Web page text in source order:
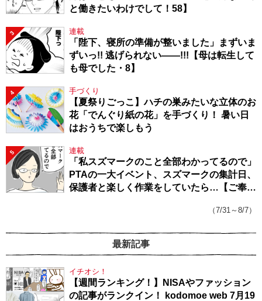
と働きたいわけでして！58】
3 連載
「陛下、寝所の準備が整いました」まずいま
ずいっ!! 逃げられない――!!!【母は転生して
も母でした・8】
4 手づくり
【夏祭りごっこ】ハチの巣みたいな立体のお
花「でんぐり紙の花」を手づくり！ 暑い日
はおうちで楽しもう
5 連載
「私スズマークのこと全部わかってるので」
PTAの一大イベント、スズマークの集計日、
保護者と楽しく作業をしていたら…【ご奉仕
（7/31～8/7）
最新記事
イチオシ！
【週間ランキング！】NISAやファッション
の記事がランクイン！ kodomoe web 7月19